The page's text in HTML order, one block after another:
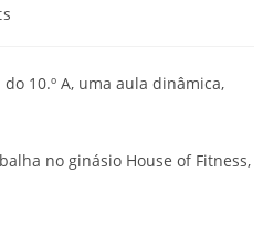
10.º A, uma aula dinâmica,
no ginásio House of Fitness,